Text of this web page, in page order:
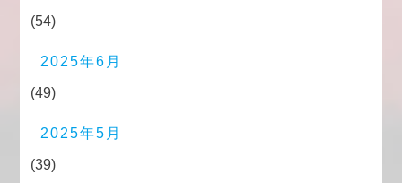
(54)
2025年6月
(49)
2025年5月
(39)